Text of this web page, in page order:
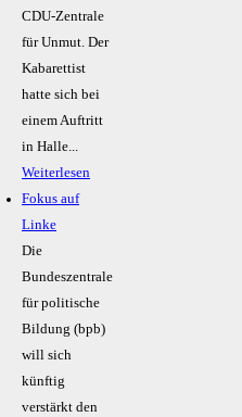
CDU-Zentrale
für Unmut. Der
Kabarettist
hatte sich bei
einem Auftritt
in Halle...
Weiterlesen
Fokus auf
Linke
Die
Bundeszentrale
für politische
Bildung (bpb)
will sich
künftig
verstärkt den